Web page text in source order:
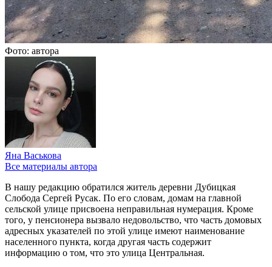
Фото: автора
Яна Васькова
Все материалы автора
В нашу редакцию обратился житель деревни Дубицкая
Слобода Сергей Русак. По его словам, домам на главной
сельской улице присвоена неправильная нумерация. Кроме
того, у пенсионера вызвало недовольство, что часть домовых
адресных указателей по этой улице имеют наименование
населенного пункта, когда другая часть содержит
информацию о том, что это улица Центральная.